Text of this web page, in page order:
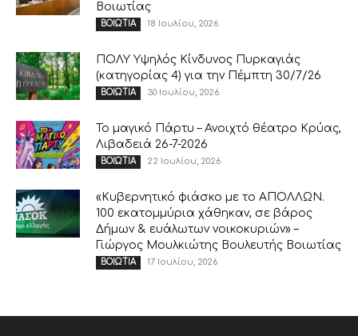
Βοιωτίας
ΒΟΙΩΤΙΑ 18 Ιουλίου, 2026
ΠΟΛΥ Υψηλός Κίνδυνος Πυρκαγιάς
(κατηγορίας 4) για την Πέμπτη 30/7/26
ΒΟΙΩΤΙΑ 30 Ιουλίου, 2026
Το μαγικό Πάρτυ – Ανοιχτό θέατρο Κρύας,
Λιβαδειά 26-7-2026
ΒΟΙΩΤΙΑ 22 Ιουλίου, 2026
«Κυβερνητικό φιάσκο με το ΑΠΟΛΛΩΝ.
100 εκατομμύρια χάθηκαν, σε βάρος
Δήμων & ευάλωτων νοικοκυριών» –
Γιώργος Μουλκιώτης Βουλευτής Βοιωτίας
ΒΟΙΩΤΙΑ 17 Ιουλίου, 2026